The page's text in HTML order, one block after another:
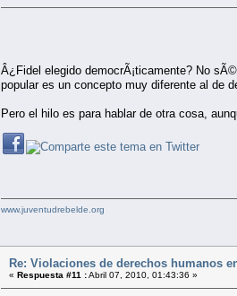
Â¿Fidel elegido democrÃ¡ticamente? No
popular es un concepto muy diferente al de
Pero el hilo es para hablar de otra cosa,
www.juventudrebelde.org
Re: Violaciones de derechos humanos
« Respuesta #11 :Abril 07, 2010, 01:43:36 »